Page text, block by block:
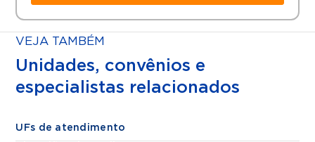
VEJA TAMBÉM
Unidades, convênios e
especialistas relacionados
UFs de atendimento